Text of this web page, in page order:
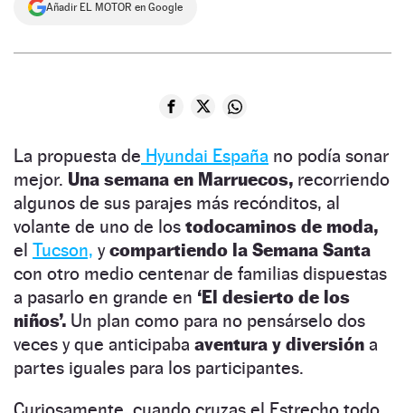
Añadir EL MOTOR en Google
La propuesta de Hyundai España no podía sonar
mejor. Una semana en Marruecos, recorriendo
algunos de sus parajes más recónditos, al
volante de uno de los todocaminos de moda,
el Tucson, ycompartiendo la Semana Santa
con otro medio centenar de familias dispuestas
a pasarlo en grande en ‘El desierto de los
niños’. Un plan como para no pensárselo dos
veces y que anticipaba aventura y diversión a
partes iguales para los participantes.